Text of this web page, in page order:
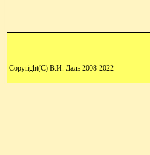
Copyright(C) В.И. Даль 2008-2022